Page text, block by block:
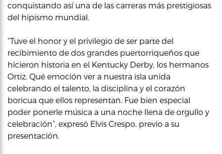
conquistando así una de las carreras más prestigiosas
del hipismo mundial.
“Tuve el honor y el privilegio de ser parte del
recibimiento de dos grandes puertorriqueños que
hicieron historia en el Kentucky Derby, los hermanos
Ortiz. Qué emoción ver a nuestra isla unida
celebrando el talento, la disciplina y el corazón
boricua que ellos representan. Fue bien especial
poder ponerle música a una noche llena de orgullo y
celebración”, expresó Elvis Crespo, previo a su
presentación.